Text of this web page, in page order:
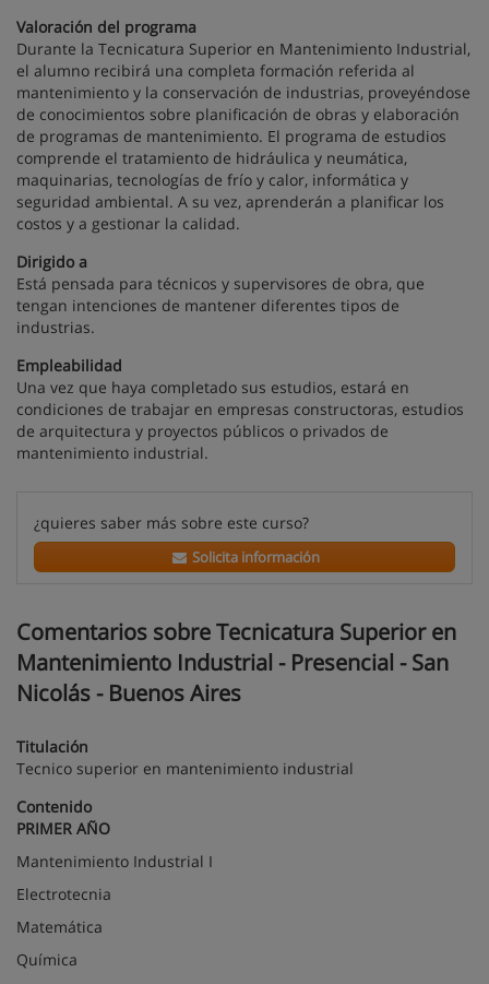
Valoración del programa
Durante la Tecnicatura Superior en Mantenimiento Industrial,
el alumno recibirá una completa formación referida al
mantenimiento y la conservación de industrias, proveyéndose
de conocimientos sobre planificación de obras y elaboración
de programas de mantenimiento. El programa de estudios
comprende el tratamiento de hidráulica y neumática,
maquinarias, tecnologías de frío y calor, informática y
seguridad ambiental. A su vez, aprenderán a planificar los
costos y a gestionar la calidad.
Dirigido a
Está pensada para técnicos y supervisores de obra, que
tengan intenciones de mantener diferentes tipos de
industrias.
Empleabilidad
Una vez que haya completado sus estudios, estará en
condiciones de trabajar en empresas constructoras, estudios
de arquitectura y proyectos públicos o privados de
mantenimiento industrial.
¿quieres saber más sobre este curso?
Solicita información
Comentarios sobre Tecnicatura Superior en
Mantenimiento Industrial - Presencial - San
Nicolás - Buenos Aires
Titulación
Tecnico superior en mantenimiento industrial
Contenido
PRIMER AÑO
Mantenimiento Industrial I
Electrotecnia
Matemática
Química